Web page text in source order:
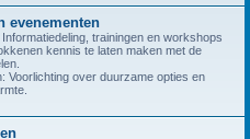
evenementen
trainingen en workshops
kennis te laten maken met de
Voorlichting over duurzame opties en